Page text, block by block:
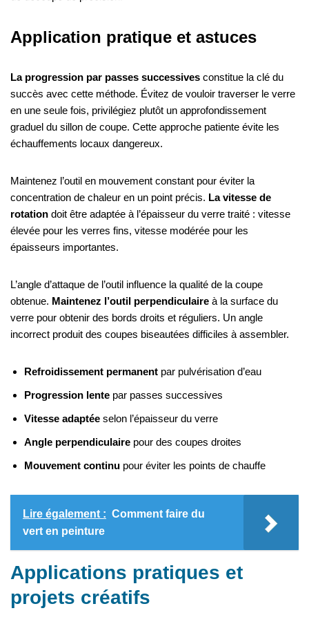
Application pratique et astuces
La progression par passes successives constitue la clé du
succès avec cette méthode. Évitez de vouloir traverser le verre
en une seule fois, privilégiez plutôt un approfondissement
graduel du sillon de coupe. Cette approche patiente évite les
échauffements locaux dangereux.
Maintenez l’outil en mouvement constant pour éviter la
concentration de chaleur en un point précis. La vitesse de
rotation doit être adaptée à l’épaisseur du verre traité : vitesse
élevée pour les verres fins, vitesse modérée pour les
épaisseurs importantes.
L’angle d’attaque de l’outil influence la qualité de la coupe
obtenue. Maintenez l’outil perpendiculaire à la surface du
verre pour obtenir des bords droits et réguliers. Un angle
incorrect produit des coupes biseautées difficiles à assembler.
Refroidissement permanent par pulvérisation d’eau
Progression lente par passes successives
Vitesse adaptée selon l’épaisseur du verre
Angle perpendiculaire pour des coupes droites
Mouvement continu pour éviter les points de chauffe
Lire également : Comment faire du
vert en peinture
Applications pratiques et
projets créatifs